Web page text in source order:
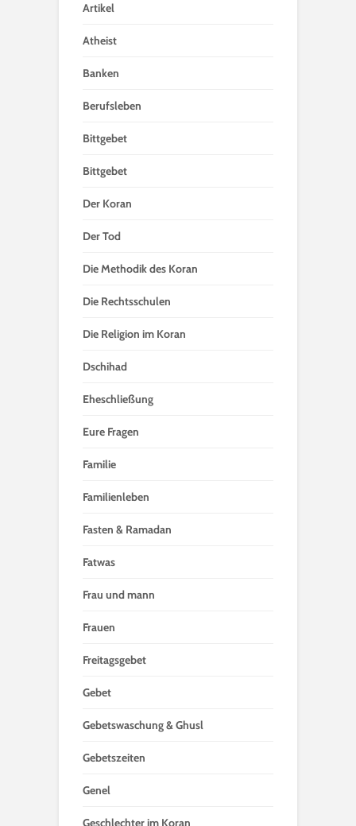
Artikel
Atheist
Banken
Berufsleben
Bittgebet
Bittgebet
Der Koran
Der Tod
Die Methodik des Koran
Die Rechtsschulen
Die Religion im Koran
Dschihad
Eheschließung
Eure Fragen
Familie
Familienleben
Fasten & Ramadan
Fatwas
Frau und mann
Frauen
Freitagsgebet
Gebet
Gebetswaschung & Ghusl
Gebetszeiten
Genel
Geschlechter im Koran